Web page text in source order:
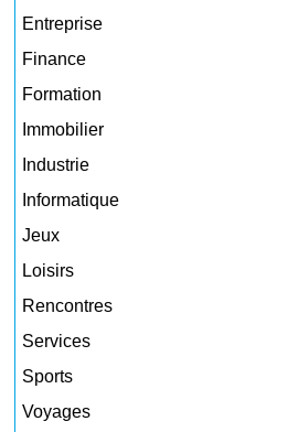
Entreprise
Finance
Formation
Immobilier
Industrie
Informatique
Jeux
Loisirs
Rencontres
Services
Sports
Voyages